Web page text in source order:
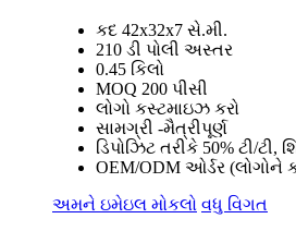
કદ 42x32x7 સે.મી.
210 ડી પોલી અસ્તર
0.45 કિલો
MOQ 200 પીસી
લોગો કસ્ટમાઇઝ કરો
સામગ્રી -મૈત્રીપૂર્ણ
ડિપોઝિટ તરીકે 50% ટી/
OEM/ODM ઓર્ડર (લોગોને
અમને ઇમેઇલ મોકલો વધુ વિગત